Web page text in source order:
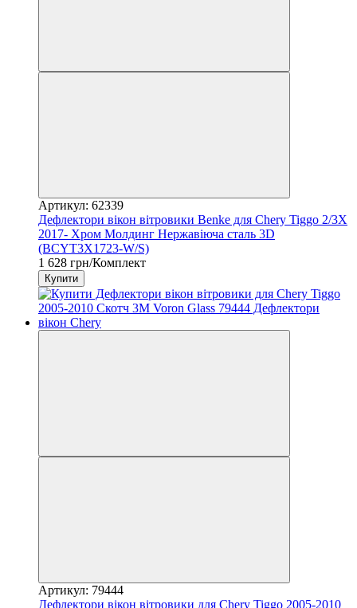
Артикул: 62339
Дефлектори вікон вітровики Benke для Chery Tiggo 2/3X
2017- Хром Молдинг Нержавіюча сталь 3D
(BCYT3X1723-W/S)
1 628 грн/Комплект
Купити
Артикул: 79444
Дефлектори вікон вітровики для Chery Tiggo 2005-2010